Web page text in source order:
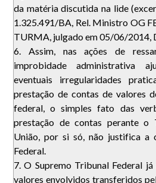
da matéria discutida na lide
1.325.491/BA, Rel. Ministro OG
TURMA, julgado em 05/06/2014,
6. Assim, nas ações de
improbidade administrativa
eventuais irregularidades
prestação de contas de valores
federal, o simples fato das
prestação de contas perante o
União, por si só, não justifica a
Federal.
7. O Supremo Tribunal Federal
valores envolvidos transferidos